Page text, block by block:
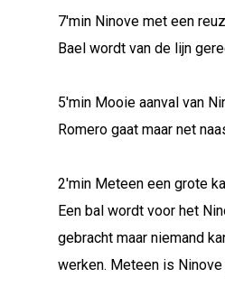
7'min Ninove met een
Bael wordt van de lijn
5'min Mooie aanval van
Romero gaat maar net
2'min Meteen een grote
Een bal wordt voor het
gebracht maar niemand
werken. Meteen is